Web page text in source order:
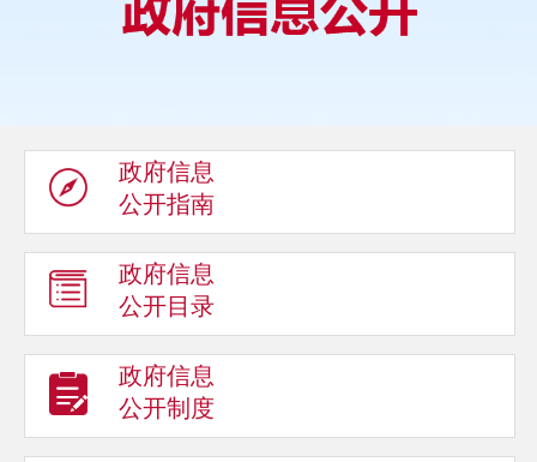
政府信息
公开指南
政府信息
公开目录
政府信息
公开制度